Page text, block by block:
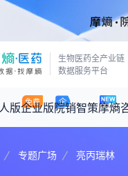
生物医药全产业链
数据服务平台
版企业版院销智策摩熵
专题广场 亮丙瑞林